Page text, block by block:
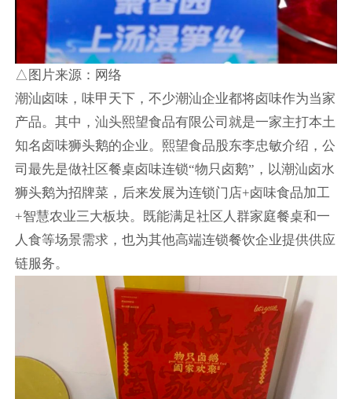
△图片来源：网络
潮汕卤味，味甲天下，不少潮汕企业都将卤味作为当家
产品。其中，汕头熙望食品有限公司就是一家主打本土
知名卤味狮头鹅的企业。熙望食品股东李忠敏介绍，公
司最先是做社区餐桌卤味连锁“物只卤鹅”，以潮汕卤水
狮头鹅为招牌菜，后来发展为连锁门店+卤味食品加工
+智慧农业三大板块。既能满足社区人群家庭餐桌和一
人食等场景需求，也为其他高端连锁餐饮企业提供供应
链服务。